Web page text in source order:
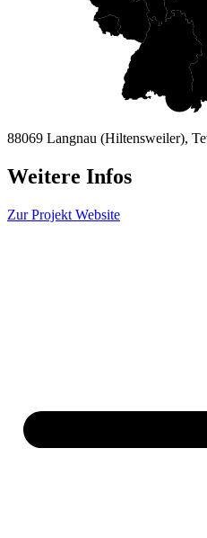
88069 Langnau (Hiltensweiler),
Weitere Infos
Zur Projekt Website